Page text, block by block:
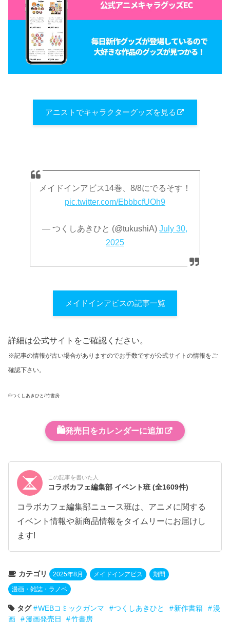
アニストでキャラクターグッズを見る
メイドインアビス14巻、8/8にでるそす！
pic.twitter.com/EbbbcfUOh9
— つくしあきひと (@tukushiA)July 30,
2025
メイドインアビスの記事一覧
詳細は公式サイトをご確認ください。
※記事の情報が古い場合がありますのでお手数ですが公式サイトの情報をご
確認下さい。
©つくしあきひと/竹書房
🛍️発売日をカレンダーに追加
この記事を書いた人
コラボカフェ編集部 イベント班(全1609件)
コラボカフェ編集部ニュース班は、アニメに関する
イベント情報や新商品情報をタイムリーにお届けし
ます!
カテゴリ 2025年8月 メイドインアビス 期間
漫画・雑誌・ラノベ
タグ WEBコミックガンマ つくしあきひと 新作書籍
漫
画
漫画発売日 竹書房